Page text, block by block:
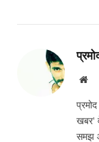
खबर'
समझ